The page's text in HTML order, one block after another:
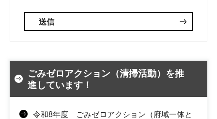
ごみゼロアクション（清掃活動）を推
進しています！
令和8年度 ごみゼロアクション（府域一体と